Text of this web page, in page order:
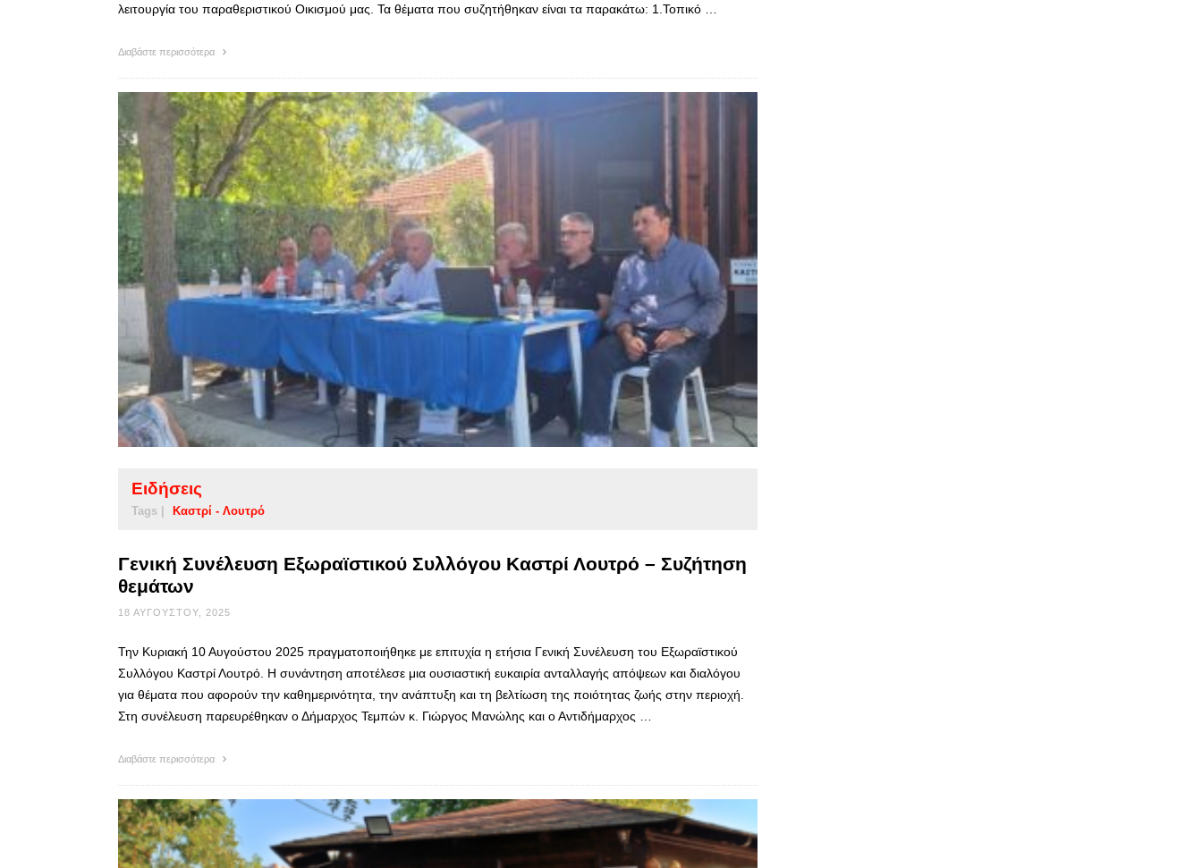
λειτουργία του παραθεριστικού Οικισμού μας. Τα θέματα που συζητήθηκαν είναι τα παρακάτω: 1.Τοπικό …
Διαβάστε περισσότερα
Ειδήσεις
Tags | Καστρί - Λουτρό
Γενική Συνέλευση Εξωραϊστικού Συλλόγου Καστρί Λουτρό – Συζήτηση
θεμάτων
18 ΑΥΓΟΎΣΤΟΥ, 2025
Την Κυριακή 10 Αυγούστου 2025 πραγματοποιήθηκε με επιτυχία η ετήσια Γενική Συνέλευση του Εξωραϊστικού
Συλλόγου Καστρί Λουτρό. Η συνάντηση αποτέλεσε μια ουσιαστική ευκαιρία ανταλλαγής απόψεων και διαλόγου
για θέματα που αφορούν την καθημερινότητα, την ανάπτυξη και τη βελτίωση της ποιότητας ζωής στην περιοχή.
Στη συνέλευση παρευρέθηκαν ο Δήμαρχος Τεμπών κ. Γιώργος Μανώλης και ο Αντιδήμαρχος …
Διαβάστε περισσότερα